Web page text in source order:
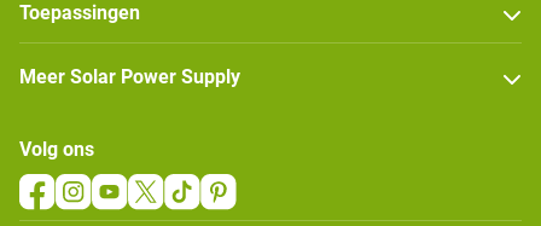
Toepassingen
Meer Solar Power Supply
Volg ons